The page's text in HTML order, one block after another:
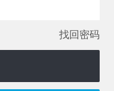
找回密码